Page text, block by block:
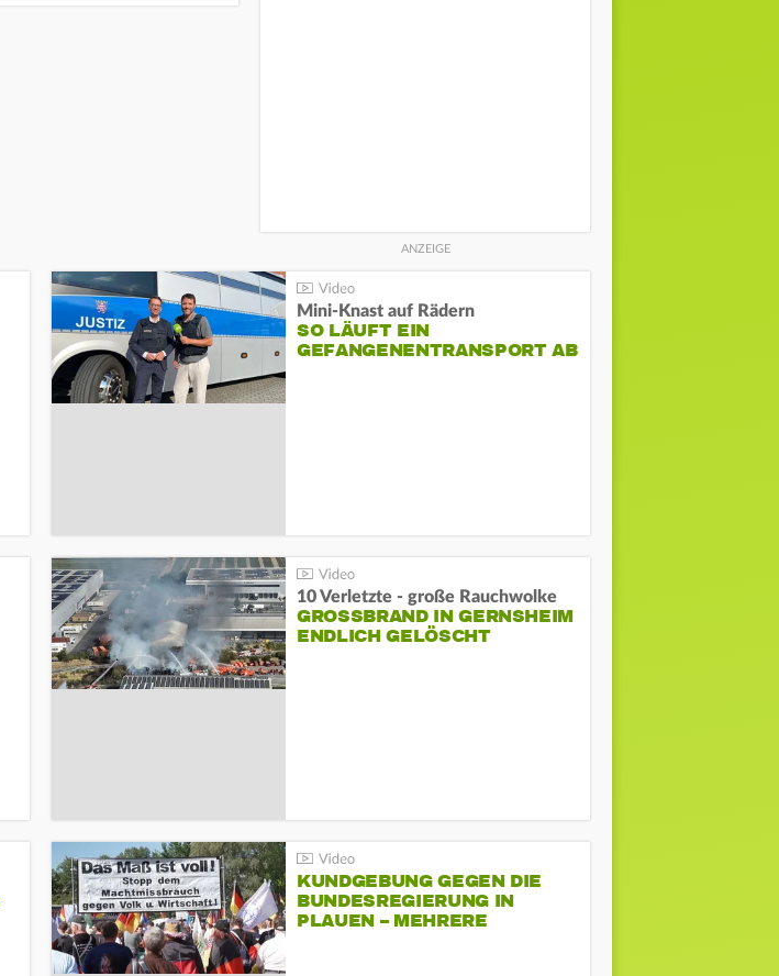
Mini-Knast auf Rädern
SO LÄUFT EIN
GEFANGENENTRANSPORT AB
10 Verletzte - große Rauchwolke
GROSSBRAND IN GERNSHEIM E
NDLICH GELÖSCHT
KUNDGEBUNG GEGEN DIE
BUNDESREGIERUNG IN
PLAUEN – MEHRERE